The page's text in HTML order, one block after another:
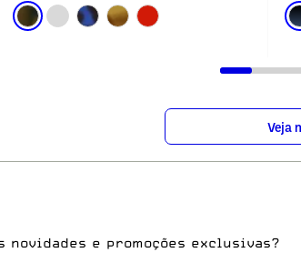
Veja
novidades e promoções exclusivas?